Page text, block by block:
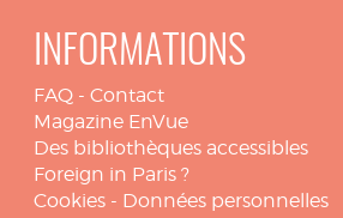
INFORMATIONS
FAQ - Contact
Magazine EnVue
Des bibliothèques accessibles
Foreign in Paris ?
Cookies - Données personnelles